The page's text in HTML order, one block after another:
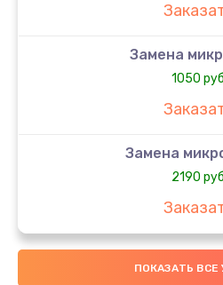
Замена
1050
Замена
2190
Замена
490
ПОКАЗАТЬ ВСЕ